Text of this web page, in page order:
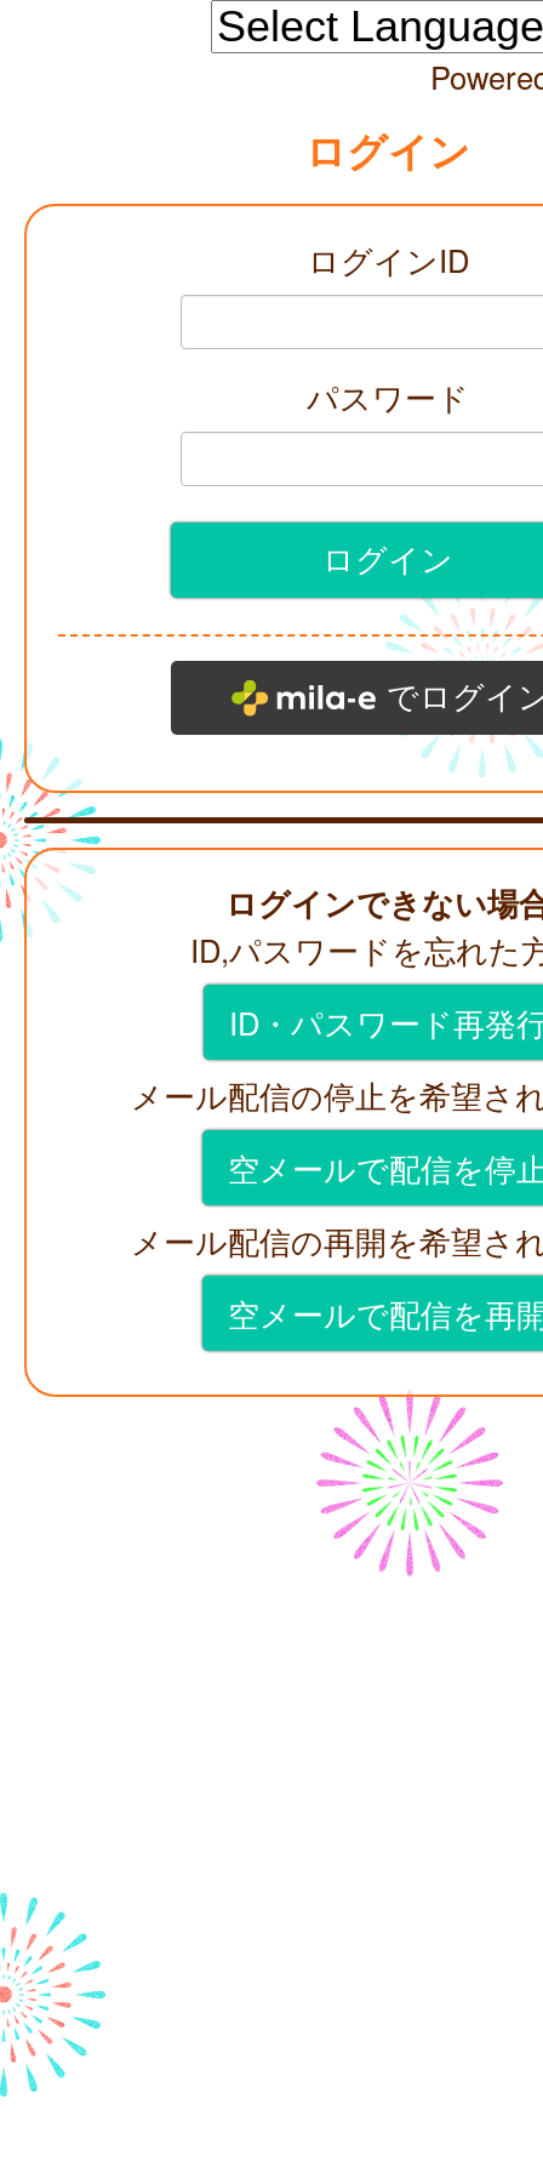
ログイン
ログインID
パスワード
でログイ
ログインできない場
ID,パスワードを忘れた
ID・パスワード再発
メール配信の停止を希望さ
空メールで配信を停
メール配信の再開を希望さ
空メールで配信を再